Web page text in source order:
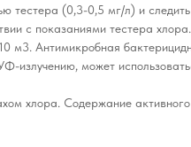
тестера (0,3-0,5 мг/л) и
с показаниями тестера хлора.
м3. Антимикробная
излучению, может
хлора. Содержание